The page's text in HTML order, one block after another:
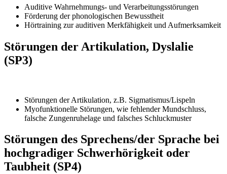
Auditive Wahrnehmungs- und Verarbeitungsstörungen
Förderung der phonologischen Bewusstheit
Hörtraining zur auditiven Merkfähigkeit und Aufmerksamkeit
Störungen der Artikulation, Dyslalie
(SP3)
Störungen der Artikulation, z.B. Sigmatismus/Lispeln
Myofunktionelle Störungen, wie fehlender Mundschluss,
falsche Zungenruhelage und falsches Schluckmuster
Störungen des Sprechens/der Sprache bei
hochgradiger Schwerhörigkeit oder
Taubheit (SP4)